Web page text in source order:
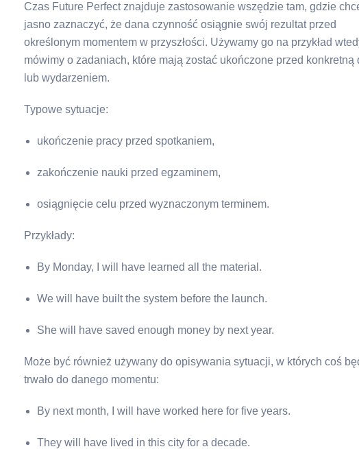
Czas Future Perfect znajduje zastosowanie wszędzie tam, gdzie
jasno zaznaczyć, że dana czynność osiągnie swój rezultat przed
określonym momentem w przyszłości. Używamy go na przykład
mówimy o zadaniach, które mają zostać ukończone przed konkretną
lub wydarzeniem.
Typowe sytuacje:
ukończenie pracy przed spotkaniem,
zakończenie nauki przed egzaminem,
osiągnięcie celu przed wyznaczonym terminem.
Przykłady:
By Monday, I will have learned all the material.
We will have built the system before the launch.
She will have saved enough money by next year.
Może być również używany do opisywania sytuacji, w których coś
trwało do danego momentu:
By next month, I will have worked here for five years.
They will have lived in this city for a decade.